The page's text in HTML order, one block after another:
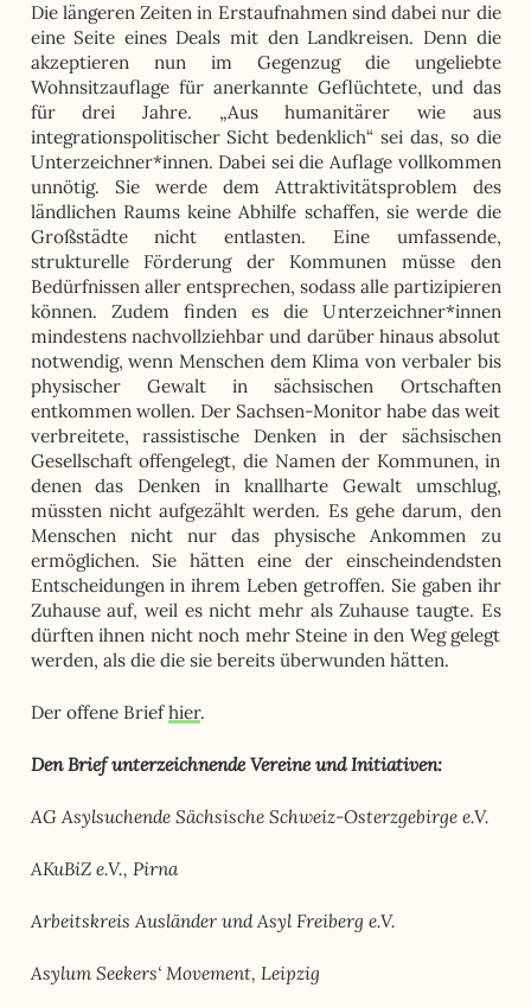
Die längeren Zeiten in Erstaufnahmen sind dabei nur die
eine Seite eines Deals mit den Landkreisen. Denn die
akzeptieren nun im Gegenzug die ungeliebte
Wohnsitzauflage für anerkannte Geflüchtete, und das
für drei Jahre. „Aus humanitärer wie aus
integrationspolitischer Sicht bedenklich“ sei das, so die
Unterzeichner*innen. Dabei sei die Auflage vollkommen
unnötig. Sie werde dem Attraktivitätsproblem des
ländlichen Raums keine Abhilfe schaffen, sie werde die
Großstädte nicht entlasten. Eine umfassende,
strukturelle Förderung der Kommunen müsse den
Bedürfnissen aller entsprechen, sodass alle partizipieren
können. Zudem finden es die Unterzeichner*innen
mindestens nachvollziehbar und darüber hinaus absolut
notwendig, wenn Menschen dem Klima von verbaler bis
physischer Gewalt in sächsischen Ortschaften
entkommen wollen. Der Sachsen-Monitor habe das weit
verbreitete, rassistische Denken in der sächsischen
Gesellschaft offengelegt, die Namen der Kommunen, in
denen das Denken in knallharte Gewalt umschlug,
müssten nicht aufgezählt werden. Es gehe darum, den
Menschen nicht nur das physische Ankommen zu
ermöglichen. Sie hätten eine der einscheindendsten
Entscheidungen in ihrem Leben getroffen. Sie gaben ihr
Zuhause auf, weil es nicht mehr als Zuhause taugte. Es
dürften ihnen nicht noch mehr Steine in den Weg gelegt
werden, als die die sie bereits überwunden hätten.
Der offene Briefhier.
Den Brief unterzeichnende Vereine und Initiativen:
AG Asylsuchende Sächsische Schweiz-Osterzgebirge e.V.
AKuBiZ e.V., Pirna
Arbeitskreis Ausländer und Asyl Freiberg e.V.
Asylum Seekers‘ Movement, Leipzig